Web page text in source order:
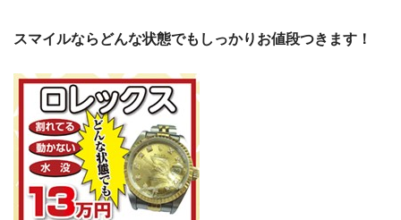
スマイルならどんな状態でもしっかりお値段つきます！